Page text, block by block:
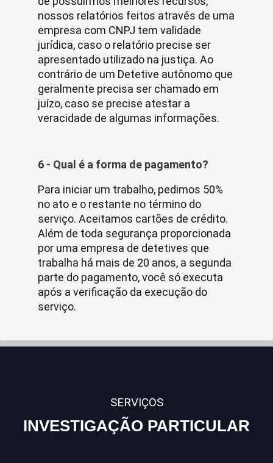
nossos relatórios feitos através de uma
empresa com CNPJ tem validade
jurídica, caso o relatório precise ser
apresentado utilizado na justiça. Ao
contrário de um Detetive autônomo que
geralmente precisa ser chamado em
juízo, caso se precise atestar a
veracidade de algumas informações.
6 - Qual é a forma de pagamento?
Para iniciar um trabalho, pedimos 50%
no ato e o restante no término do
serviço. Aceitamos cartões de crédito.
Além de toda segurança proporcionada
por uma empresa de detetives que
trabalha há mais de 20 anos, a segunda
parte do pagamento, você só executa
após a verificação da execução do
serviço.
SERVIÇOS
INVESTIGAÇÃO PARTICULAR